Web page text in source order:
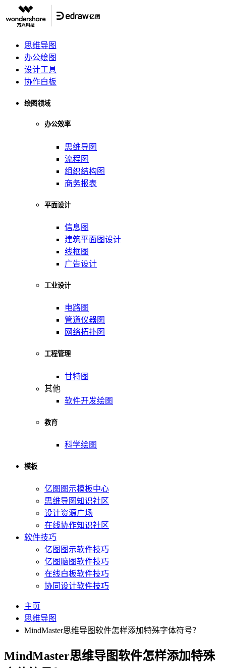
思维导图
办公绘图
设计工具
协作白板
绘图领域
办公效率
思维导图
流程图
组织结构图
商务报表
平面设计
信息图
建筑平面图设计
线框图
广告设计
工业设计
电路图
管道仪器图
网络拓扑图
工程管理
甘特图
其他
软件开发绘图
教育
科学绘图
模板
亿图图示模板中心
思维导图知识社区
设计资源广场
在线协作知识社区
软件技巧
亿图图示软件技巧
亿图脑图软件技巧
在线白板软件技巧
协同设计软件技巧
主页
思维导图
MindMaster思维导图软件怎样添加特殊字体符号？
MindMaster思维导图软件怎样添加特殊